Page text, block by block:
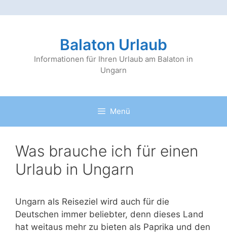
Balaton Urlaub
Informationen für Ihren Urlaub am Balaton in
Ungarn
Menü
Was brauche ich für einen
Urlaub in Ungarn
Ungarn als Reiseziel wird auch für die
Deutschen immer beliebter, denn dieses Land
hat weitaus mehr zu bieten als Paprika und den